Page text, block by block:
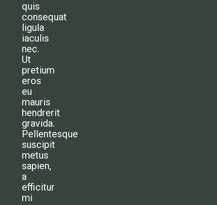
quis
consequat
ligula
iaculis
nec.
Ut
pretium
eros
eu
mauris
hendrerit
gravida.
Pellentesque
suscipit
metus
sapien,
a
efficitur
mi